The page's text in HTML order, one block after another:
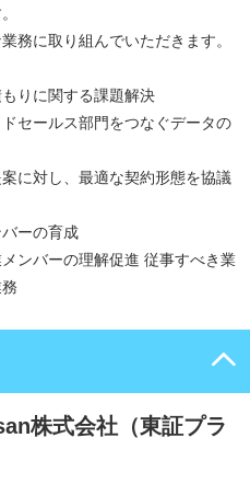
務に取り組んでいただきます。
りに関する課題解決
セールス部門をつなぐデータの
に対し、最適な契約形態を協議
ーの育成
ンバーの理解促進 従事すべき業
株式会社（東証プラ